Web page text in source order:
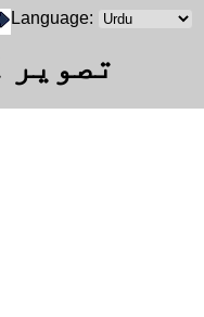
تصویر
Language: